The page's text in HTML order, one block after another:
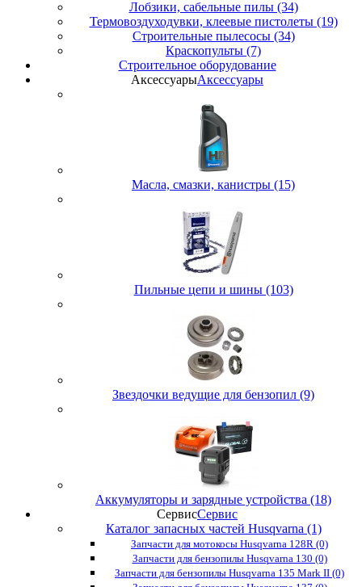
Лобзики, сабельные пилы (34)
Термовоздуходувки, клеевые пистолеты (19)
Строительные пылесосы (34)
Краскопульты (7)
Строительное оборудование
АксессуарыАксессуары
Масла, смазки, канистры (15)
Пильные цепи и шины (103)
Звездочки ведущие для бензопил (9)
Аккумуляторы и зарядные устройства (18)
СервисСервис
Каталог запасных частей Husqvarna (1)
Запчасти для мотокосы Husqvarna 128R (0)
Запчасти для бензопилы Husqvarna 130 (0)
Запчасти для бензопилы Husqvarna 135 Mark II (0)